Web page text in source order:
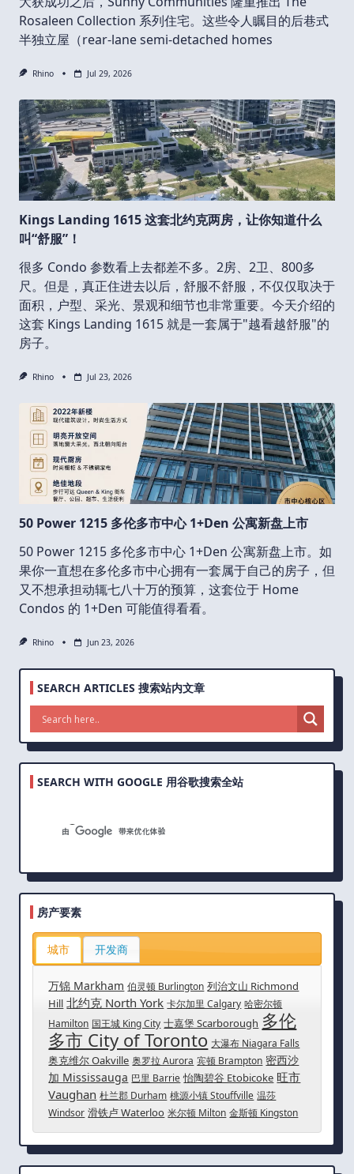
Rosaleen Collection 系列住宅。这些令人瞩目的后巷式
半独立屋（rear-lane semi-detached homes
Rhino Jul 29, 2026
Kings Landing 1615 这套北约克两房，让你知道什么
叫“舒服”！
很多 Condo 参数看上去都差不多。2房、2卫、800多
尺。但是，真正住进去以后，舒服不舒服，不仅仅取决于
面积，户型、采光、景观和细节也非常重要。今天介绍的
这套 Kings Landing 1615 就是一套属于"越看越舒服"的
房子。
Rhino Jul 23, 2026
50 Power 1215 多伦多市中心 1+Den 公寓新盘上市
50 Power 1215 多伦多市中心 1+Den 公寓新盘上市。如
果你一直想在多伦多市中心拥有一套属于自己的房子，但
又不想承担动辄七八十万的预算，这套位于 Home
Condos 的 1+Den 可能值得看看。
Rhino Jun 23, 2026
SEARCH ARTICLES 搜索站内文章
SEARCH WITH GOOGLE 用谷歌搜索全站
房产要素
城市 开发商
万锦 Markham 伯灵顿 Burlington 列治文山 Richmond
Hill 北约克 North York 卡尔加里 Calgary 哈密尔顿
Hamilton 国王城 King City 士嘉堡 Scarborough 多伦
多市 City of Toronto 大瀑布 Niagara Falls
奥克维尔 Oakville 奥罗拉 Aurora 宾顿 Brampton 密西沙
加 Mississauga 巴里 Barrie 怡陶碧谷 Etobicoke 旺市
Vaughan 杜兰郡 Durham 桃源小镇 Stouffville 温莎
Windsor 滑铁卢 Waterloo 米尔顿 Milton 金斯顿 Kingston